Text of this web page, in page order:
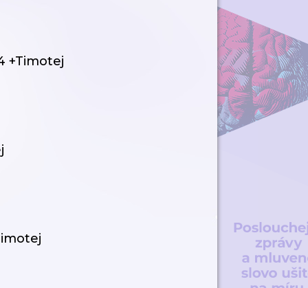
+Timotej